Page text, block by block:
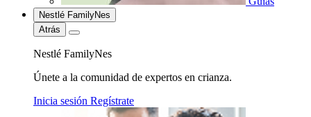
Nestlé FamilyNes
Atrás
Nestlé FamilyNes
Únete a la comunidad de expertos en crianza.
Inicia sesión Regístrate